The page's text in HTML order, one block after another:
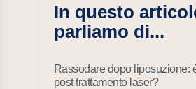
In questo
parliamo di...
Rassodare dopo liposuzione:
post trattamento laser?